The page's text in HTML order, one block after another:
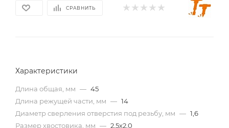
СРАВНИТЬ
Характеристики
Длина общая, мм — 45
Длина режущей части, мм — 14
Диаметр сверления отверстия под резьбу, мм — 1,6
Размер хвостовика, мм — 2,5х2,0